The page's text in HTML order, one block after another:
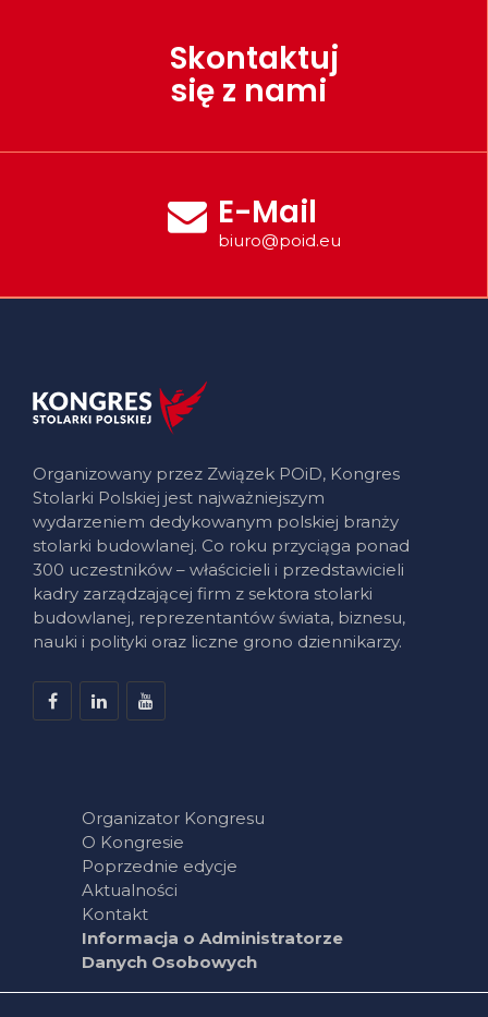
Skontaktuj
się z nami
E-Mail
biuro@poid.eu
Organizowany przez Związek POiD, Kongres
Stolarki Polskiej jest najważniejszym
wydarzeniem dedykowanym polskiej branży
stolarki budowlanej. Co roku przyciąga ponad
300 uczestników – właścicieli i przedstawicieli
kadry zarządzającej firm z sektora stolarki
budowlanej, reprezentantów świata, biznesu,
nauki i polityki oraz liczne grono dziennikarzy.
Organizator Kongresu
O Kongresie
Poprzednie edycje
Aktualności
Kontakt
Informacja o Administratorze
Danych Osobowych